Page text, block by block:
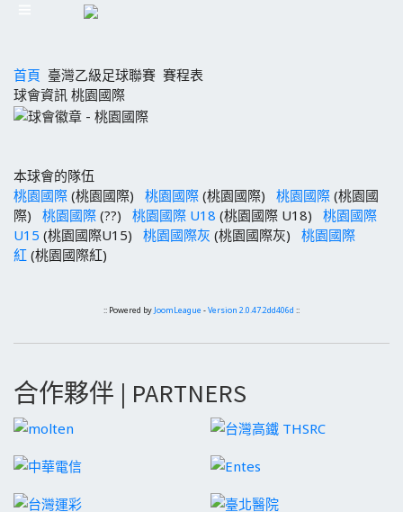
首頁 臺灣乙級足球聯賽 賽程表
球會資訊 桃園國際
本球會的隊伍
桃園國際 (桃園國際) 桃園國際 (桃園國際) 桃園國際 (桃園國
際)
桃園國際 (??) 桃園國際 U18 (桃園國際 U18)
桃園國際
U15 (桃園國際U15) 桃園國際灰 (桃園國際灰)
桃園國際
紅 (桃園國際紅)
:: Powered by JoomLeague -Version 2.0.47.2dd406d ::
合作夥伴 | PARTNERS